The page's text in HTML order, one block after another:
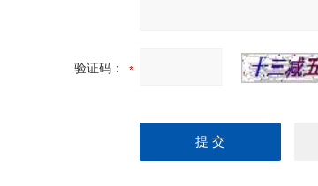
验证码：